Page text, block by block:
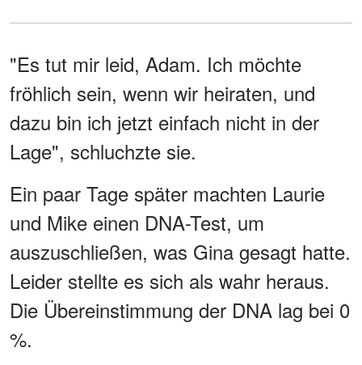
"Es tut mir leid, Adam. Ich möchte
fröhlich sein, wenn wir heiraten, und
dazu bin ich jetzt einfach nicht in der
Lage", schluchzte sie.
Ein paar Tage später machten Laurie
und Mike einen DNA-Test, um
auszuschließen, was Gina gesagt hatte.
Leider stellte es sich als wahr heraus.
Die Übereinstimmung der DNA lag bei 0
%.